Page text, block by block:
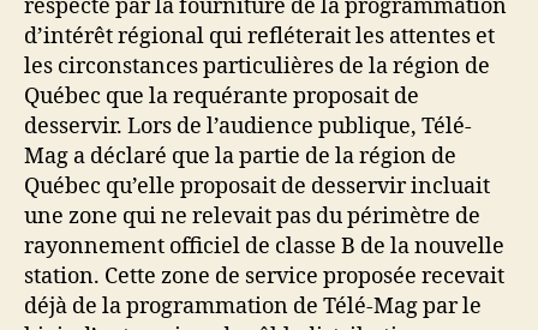
respecté par la fourniture de la programmation
d’intérêt régional qui refléterait les attentes et
les circonstances particulières de la région de
Québec que la requérante proposait de
desservir. Lors de l’audience publique, Télé-
Mag a déclaré que la partie de la région de
Québec qu’elle proposait de desservir incluait
une zone qui ne relevait pas du périmètre de
rayonnement officiel de classe B de la nouvelle
station. Cette zone de service proposée recevait
déjà de la programmation de Télé-Mag par le